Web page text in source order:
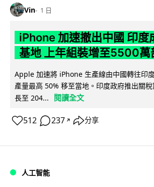
Vin 1 日
iPhone 加速撤出中國 印度
基地 上年組裝增至5500萬
Apple 加速將 iPhone 生產線由中國轉往印
產量最高 50% 移至當地。印度政府推出關
長至 204...
閱讀全文
512 237 ↗ 分享
人工智能